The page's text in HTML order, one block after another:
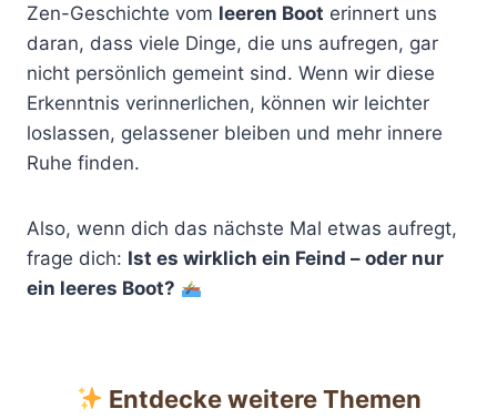
Zen-Geschichte vom leeren Boot erinnert uns
daran, dass viele Dinge, die uns aufregen, gar
nicht persönlich gemeint sind. Wenn wir diese
Erkenntnis verinnerlichen, können wir leichter
loslassen, gelassener bleiben und mehr innere
Ruhe finden.
Also, wenn dich das nächste Mal etwas aufregt,
frage dich: Ist es wirklich ein Feind – oder nur
ein leeres Boot?
Entdecke weitere Themen